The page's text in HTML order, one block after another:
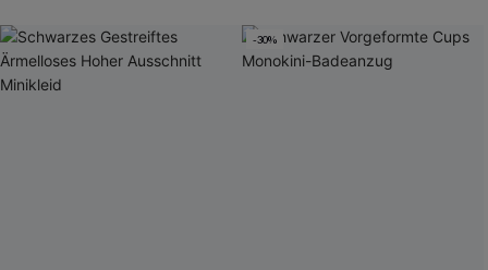
-30%